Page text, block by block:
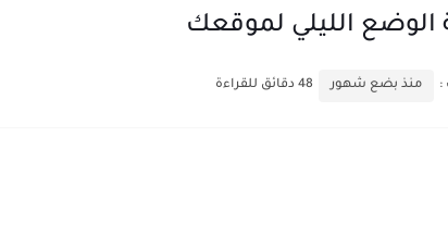
لوحة مفاتيح تناسب عملك اليومي
للبحث عن الكلمات المفتاحية 2026
الليلي لموقعك
: منذ بضع شهور 48 دقائق للقراءة